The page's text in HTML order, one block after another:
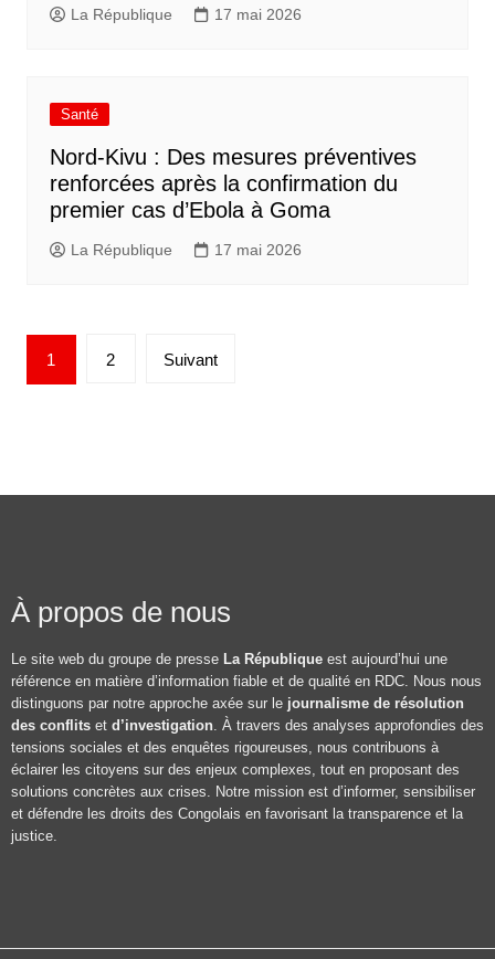
La République 17 mai 2026
Santé
Nord-Kivu : Des mesures préventives
renforcées après la confirmation du
premier cas d’Ebola à Goma
La République 17 mai 2026
1 2 Suivant
À propos de nous
Le site web du groupe de presse La République est aujourd’hui une
référence en matière d’information fiable et de qualité en RDC. Nous nous
distinguons par notre approche axée sur le journalisme de résolution
des conflits et d’investigation. À travers des analyses approfondies des
tensions sociales et des enquêtes rigoureuses, nous contribuons à
éclairer les citoyens sur des enjeux complexes, tout en proposant des
solutions concrètes aux crises. Notre mission est d’informer, sensibiliser
et défendre les droits des Congolais en favorisant la transparence et la
justice.